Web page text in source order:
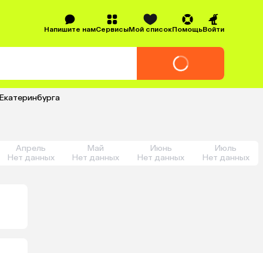
Напишите намСервисыМой списокПомощьВойти
Апрель
Нет данных
Май
Нет данных
Июнь
Нет данных
Июль
Нет данных